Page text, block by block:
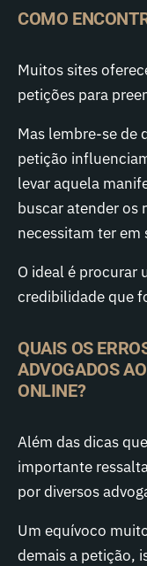
COMO
Muitos sites
petições para
Mas lembre-se de
petição
levar aquela
buscar atender os
necessitam ter
O ideal é procurar
credibilidade que
QUAIS OS
ADVOGADOS
ONLINE?
Além das dicas
importante
por diversos
Um equívoco
demais a petição,